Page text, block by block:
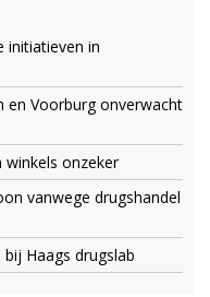
initiatieven in
en Voorburg onverwacht
winkels onzeker
vanwege drugshandel
Haags drugslab